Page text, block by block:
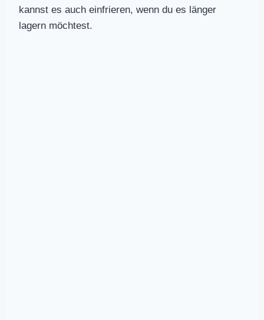
kannst es auch einfrieren, wenn du es länger
lagern möchtest.